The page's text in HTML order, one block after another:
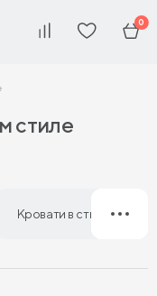
0
стиле
Кровати в стиле лофт